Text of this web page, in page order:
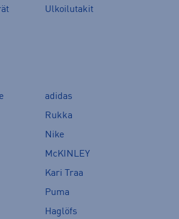
Ulkoilutakit
adidas
Rukka
Nike
McKINLEY
Kari Traa
Puma
Haglöfs